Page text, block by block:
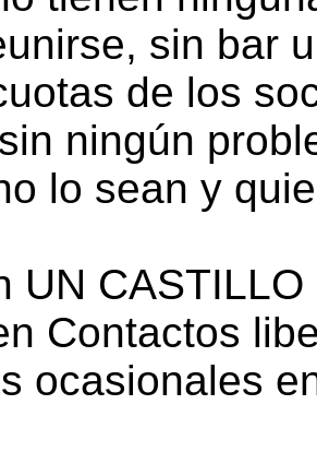
sin bar
de los
ningún
lo sean y
UN
Contactos
ocasionales